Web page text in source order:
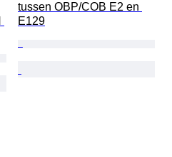
tussen OBP/COB E2 en
E129